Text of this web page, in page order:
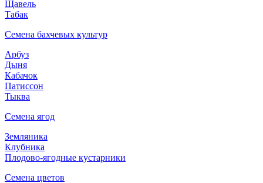
Щавель
Табак
Семена бахчевых культур
Арбуз
Дыня
Кабачок
Патиссон
Тыква
Семена ягод
Земляника
Клубника
Плодово-ягодные кустарники
Семена цветов